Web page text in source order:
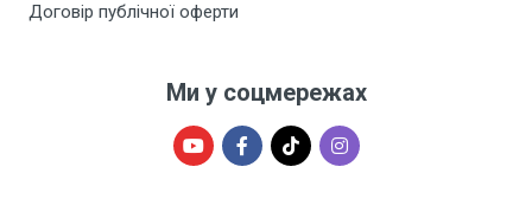
Договір публічної оферти
Ми у соцмережах